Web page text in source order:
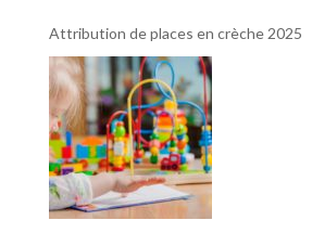
Attribution de places en crèche 2025